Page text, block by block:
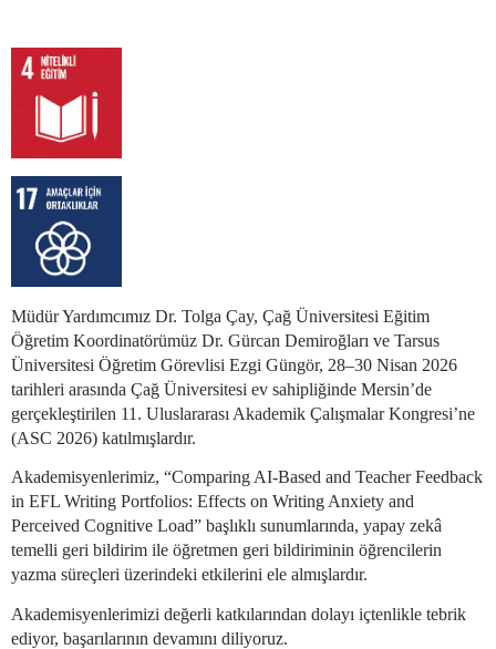
Müdür Yardımcımız Dr. Tolga Çay, Çağ Üniversitesi Eğitim
Öğretim Koordinatörümüz Dr. Gürcan Demiroğları ve Tarsus
Üniversitesi Öğretim Görevlisi Ezgi Güngör, 28–30 Nisan 2026
tarihleri arasında Çağ Üniversitesi ev sahipliğinde Mersin’de
gerçekleştirilen 11. Uluslararası Akademik Çalışmalar Kongresi’ne
(ASC 2026) katılmışlardır.
Akademisyenlerimiz, “Comparing AI-Based and Teacher Feedback
in EFL Writing Portfolios: Effects on Writing Anxiety and
Perceived Cognitive Load” başlıklı sunumlarında, yapay zekâ
temelli geri bildirim ile öğretmen geri bildiriminin öğrencilerin
yazma süreçleri üzerindeki etkilerini ele almışlardır.
Akademisyenlerimizi değerli katkılarından dolayı içtenlikle tebrik
ediyor, başarılarının devamını diliyoruz.